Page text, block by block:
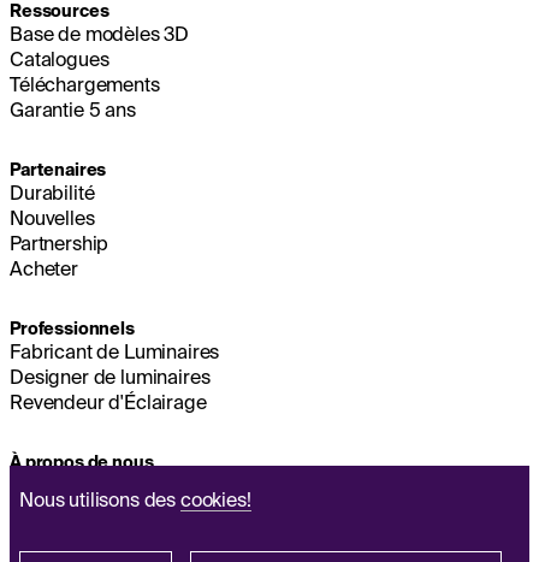
Nous utilisons des cookies!
Ressources
Base de modèles 3D
Catalogues
Téléchargements
Garantie 5 ans
Partenaires
Durabilité
Nouvelles
Partnership
Acheter
Professionnels
Fabricant de Luminaires
Designer de luminaires
Revendeur d'Éclairage
À propos de nous
Siège Social